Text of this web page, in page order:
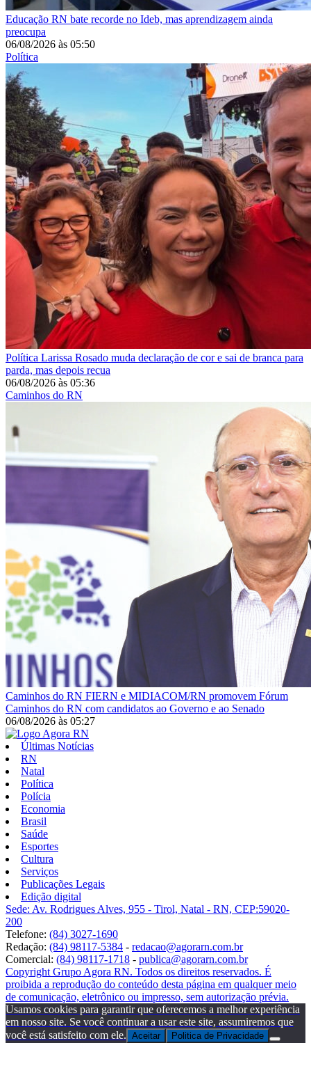
Educação RN bate recorde no Ideb, mas aprendizagem ainda
preocupa
06/08/2026 às 05:50
Política
Política Larissa Rosado muda declaração de cor e sai de branca para
parda, mas depois recua
06/08/2026 às 05:36
Caminhos do RN
Caminhos do RN FIERN e MIDIACOM/RN promovem Fórum
Caminhos do RN com candidatos ao Governo e ao Senado
06/08/2026 às 05:27
Últimas Notícias
RN
Natal
Política
Polícia
Economia
Brasil
Saúde
Esportes
Cultura
Serviços
Publicações Legais
Edição digital
Sede: Av. Rodrigues Alves, 955 - Tirol, Natal - RN, CEP:59020-
200
Telefone: (84) 3027-1690
Redação: (84) 98117-5384 - redacao@agorarn.com.br
Comercial: (84) 98117-1718 - publica@agorarn.com.br
Copyright Grupo Agora RN. Todos os direitos reservados. É
proibida a reprodução do conteúdo desta página em qualquer meio
de comunicação, eletrônico ou impresso, sem autorização prévia.
Usamos cookies para garantir que oferecemos a melhor experiência
em nosso site. Se você continuar a usar este site, assumiremos que
você está satisfeito com ele. Aceitar Politica de Privacidade